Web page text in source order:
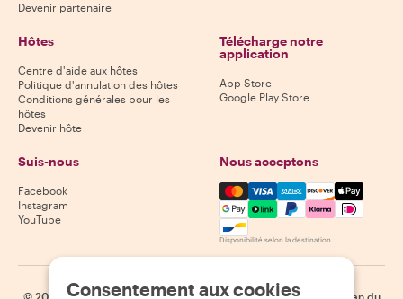
Devenir partenaire
Hôtes
Centre d'aide aux hôtes
Politique d'annulation des hôtes
Conditions générales pour les
hôtes
Devenir hôte
Télécharge notre
application
App Store
Google Play Store
Suis-nous
Facebook
Instagram
YouTube
Nous acceptons
Mastercard, Visa, Amex,
Disponibilité selon la destination
© 2026 Withlocals.com | Politique de confidentialité | Cookies Plan du
Consentement aux cookies